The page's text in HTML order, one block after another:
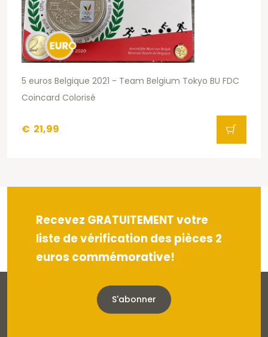
5 euros Belgique 2021 - Team Belgium Tokyo BU FDC
Coincard Colorisé
€ 21,99
Recevez GRATUITEMENT votre
liste de vérification des pièces 2
euros commémorative!
S'abonner